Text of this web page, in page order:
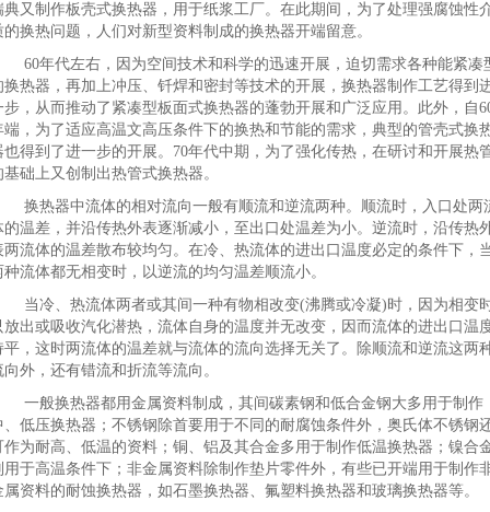
典又制作板壳式换热器，用于纸浆工厂。在此期间，为了处理强腐蚀性
的换热问题，人们对新型资料制成的换热器开端留意。
60年代左右，因为空间技术和科学的迅速开展，迫切需求各种能紧凑
换热器，再加上冲压、钎焊和密封等技术的开展，换热器制作工艺得到
步，从而推动了紧凑型板面式换热器的蓬勃开展和广泛应用。此外，自
端，为了适应高温文高压条件下的换热和节能的需求，典型的管壳式换
也得到了进一步的开展。70年代中期，为了强化传热，在研讨和开展热
基础上又创制出热管式换热器。
换热器中流体的相对流向一般有顺流和逆流两种。顺流时，入口处两
的温差，并沿传热外表逐渐减小，至出口处温差为小。逆流时，沿传热
两流体的温差散布较均匀。在冷、热流体的进出口温度必定的条件下，
种流体都无相变时，以逆流的均匀温差顺流小。
当冷、热流体两者或其间一种有物相改变(沸腾或冷凝)时，因为相变
放出或吸收汽化潜热，流体自身的温度并无改变，因而流体的进出口温
平，这时两流体的温差就与流体的流向选择无关了。除顺流和逆流这两
向外，还有错流和折流等流向。
一般换热器都用金属资料制成，其间碳素钢和低合金钢大多用于制作
、低压换热器；不锈钢除首要用于不同的耐腐蚀条件外，奥氏体不锈钢
作为耐高、低温的资料；铜、铝及其合金多用于制作低温换热器；镍合
用于高温条件下；非金属资料除制作垫片零件外，有些已开端用于制作
属资料的耐蚀换热器，如石墨换热器、氟塑料换热器和玻璃换热器等。